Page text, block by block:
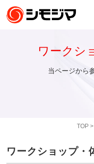
TOP>
ワークシ
当ページから
ワークショップ・